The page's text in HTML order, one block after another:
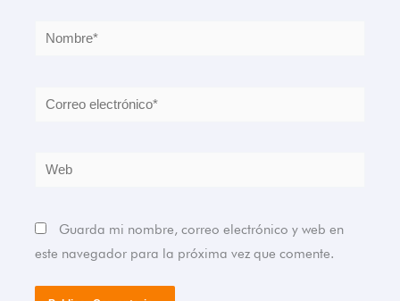
Nombre*
Correo
Web
Guarda mi nombre, correo electrónico y web en
este navegador para la próxima vez que comente.